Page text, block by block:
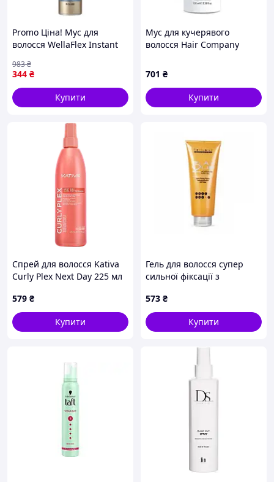
Promo Ціна! Мус для
волосся WellaFlex Instant
(8699568541425/4064666594071)
- тільки на ZaGrosh.com.ua
344 ₴
983₴
Купити
Мус для кучерявого
волосся Hair Company
Inspiration Twist N'Curl
Curling Foam 100 мл
701 ₴
Купити
Спрей для волосся Kativa
Curly Plex Next Day 225 мл
579 ₴
Купити
Гель для волосся супер
сильної фіксації з
play2up Adrenaline Hair Gel
400 мл
573 ₴
Купити